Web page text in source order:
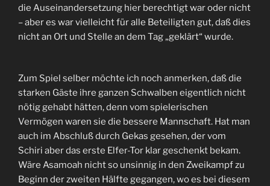
die Auseinandersetzung hier berechtigt war oder nicht
– aber es war vielleicht für alle Beteiligten gut, daß dies
nicht an Ort und Stelle an dem Tag „geklärt“ wurde.
Zum Spiel selber möchte ich noch anmerken, daß die
starken Gäste ihre ganzen Schwalben eigentlich nicht
nötig gehabt hätten, denn vom spielerischen
Vermögen waren sie die bessere Mannschaft. Hat man
auch im Abschluß durch Gekas gesehen, der vom
Schiri aber das erste Elfer-Tor klar geschenkt bekam.
Wäre Asamoah nicht so unsinnig in den Zweikampf zu
Beginn der zweiten Hälfte gegangen, wo es bei diesem